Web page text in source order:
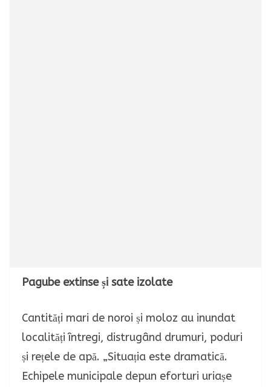
Pagube extinse și sate izolate
Cantități mari de noroi și moloz au inundat
localități întregi, distrugând drumuri, poduri
și rețele de apă. „Situația este dramatică.
Echipele municipale depun eforturi uriașe